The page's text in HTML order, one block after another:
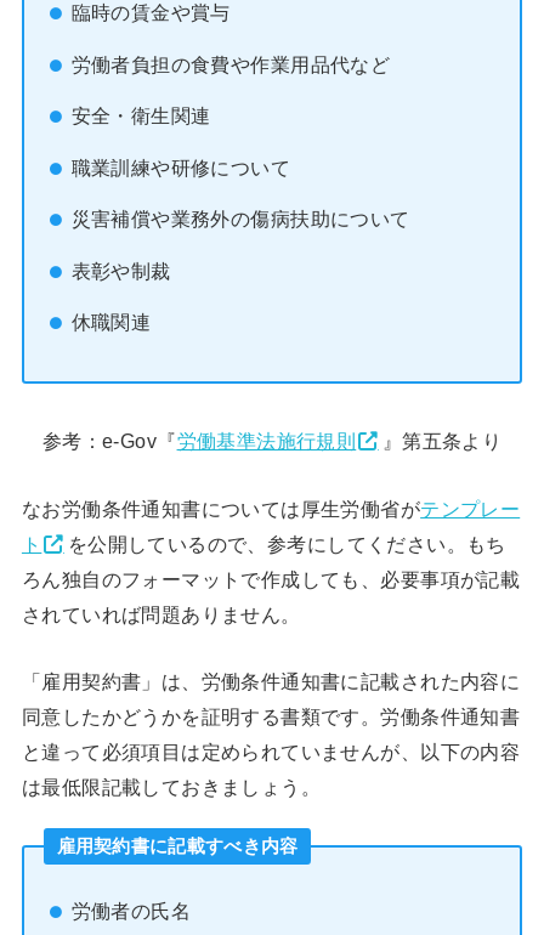
臨時の賃金や賞与
労働者負担の食費や作業用品代など
安全・衛生関連
職業訓練や研修について
災害補償や業務外の傷病扶助について
表彰や制裁
休職関連
参考：e-Gov『労働基準法施行規則 』第五条より
なお労働条件通知書については厚生労働省がテンプレー
ト
を公開しているので、参考にしてください。もち
ろん独自のフォーマットで作成しても、必要事項が記載
されていれば問題ありません。
「雇用契約書」は、労働条件通知書に記載された内容に
同意したかどうかを証明する書類です。労働条件通知書
と違って必須項目は定められていませんが、以下の内容
は最低限記載しておきましょう。
雇用契約書に記載すべき内容
労働者の氏名